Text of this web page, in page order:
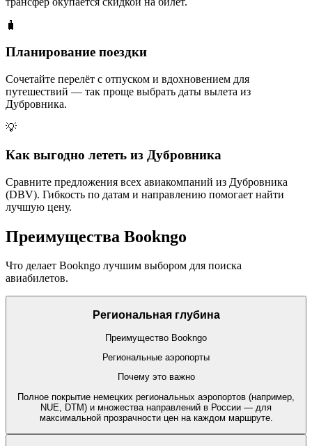
🧳
Планирование поездки
Сочетайте перелёт с отпуском и вдохновением для
путешествий — так проще выбрать даты вылета из
Дубровника.
💡
Как выгодно лететь из Дубровника
Сравните предложения всех авиакомпаний из Дубровника
(DBV). Гибкость по датам и направлению помогает найти
лучшую цену.
Преимущества Bookngo
Что делает Bookngo лучшим выбором для поиска
авиабилетов.
Региональная глубина
Преимущество Bookngo
Региональные аэропорты
Почему это важно
Полное покрытие немецких региональных аэропортов (например,
NUE, DTM) и множества направлений в России — для
максимальной прозрачности цен на каждом маршруте.